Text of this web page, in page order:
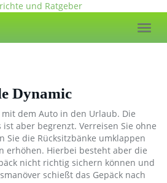
Dynamic
dem Auto in den Urlaub. Die
ist aber begrenzt. Verreisen Sie ohne
Sie die Rücksitzbänke umklappen
erhöhen. Hierbei besteht aber die
nicht richtig sichern können und
schießt das Gepäck nach